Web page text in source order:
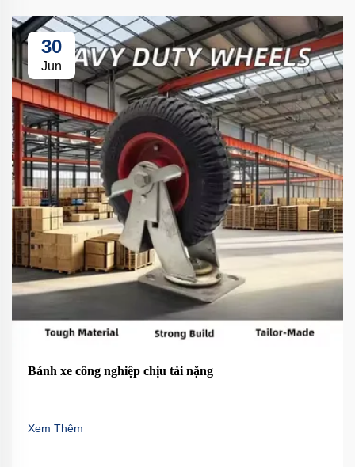
30
Jun
Bánh xe công nghiệp chịu tải nặng
Xem Thêm